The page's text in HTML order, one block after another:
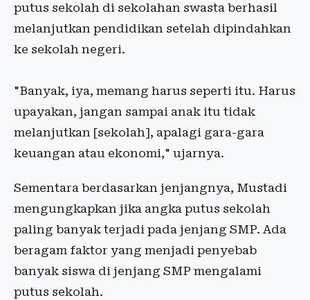
putus sekolah di sekolahan swasta berhasil
melanjutkan pendidikan setelah dipindahkan
ke sekolah negeri.
​"Banyak, iya, memang harus seperti itu. Harus
upayakan, jangan sampai anak itu tidak
melanjutkan [sekolah], apalagi gara-gara
keuangan atau ekonomi," ujarnya.
Sementara berdasarkan jenjangnya, Mustadi
mengungkapkan jika angka putus sekolah
paling banyak terjadi pada jenjang SMP. Ada
beragam faktor yang menjadi penyebab
banyak siswa di jenjang SMP mengalami
putus sekolah.